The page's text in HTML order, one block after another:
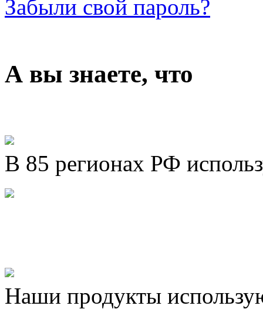
Забыли свой пароль?
А вы знаете, что
В 85 регионах РФ
Наши продукты